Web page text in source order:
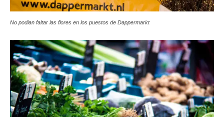
No podian faltar las flores en los puestos de Dappermarkt